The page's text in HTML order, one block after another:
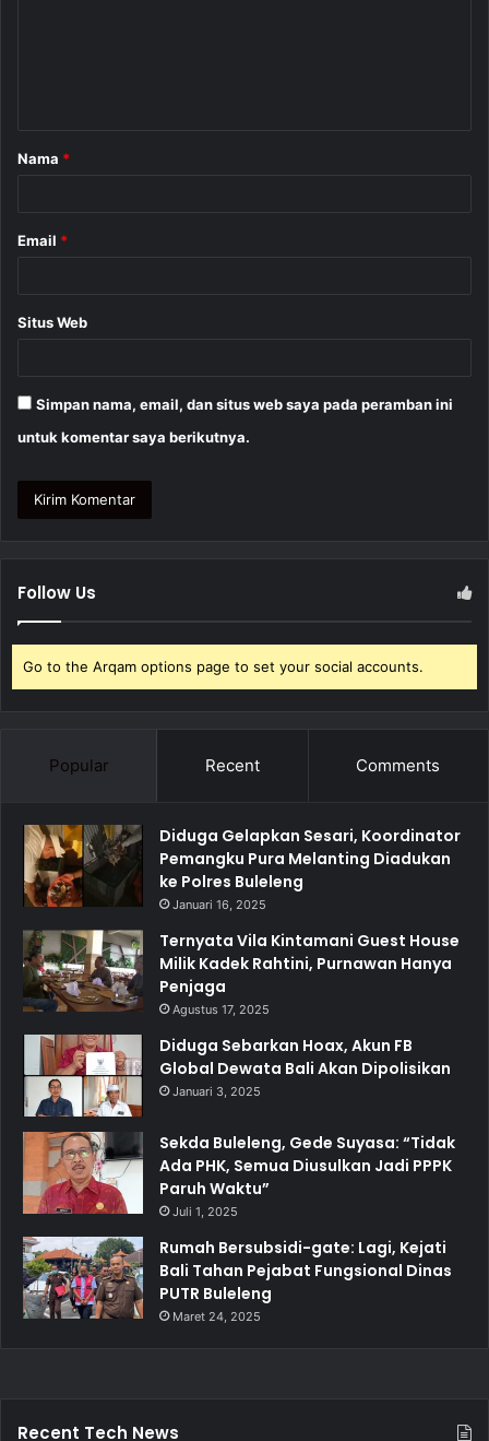
r
Nama *
Email *
Situs Web
Simpan nama, email, dan situs web saya pada peramban ini
untuk komentar saya berikutnya.
Follow Us
Go to the Arqam options page to set your social accounts.
Popular Recent Comments
Diduga Gelapkan Sesari, Koordinator
Pemangku Pura Melanting Diadukan
ke Polres Buleleng
Januari 16, 2025
Ternyata Vila Kintamani Guest House
Milik Kadek Rahtini, Purnawan Hanya
Penjaga
Agustus 17, 2025
Diduga Sebarkan Hoax, Akun FB
Global Dewata Bali Akan Dipolisikan
Januari 3, 2025
Sekda Buleleng, Gede Suyasa: “Tidak
Ada PHK, Semua Diusulkan Jadi PPPK
Paruh Waktu”
Juli 1, 2025
Rumah Bersubsidi-gate: Lagi, Kejati
Bali Tahan Pejabat Fungsional Dinas
PUTR Buleleng
Maret 24, 2025
Recent Tech News